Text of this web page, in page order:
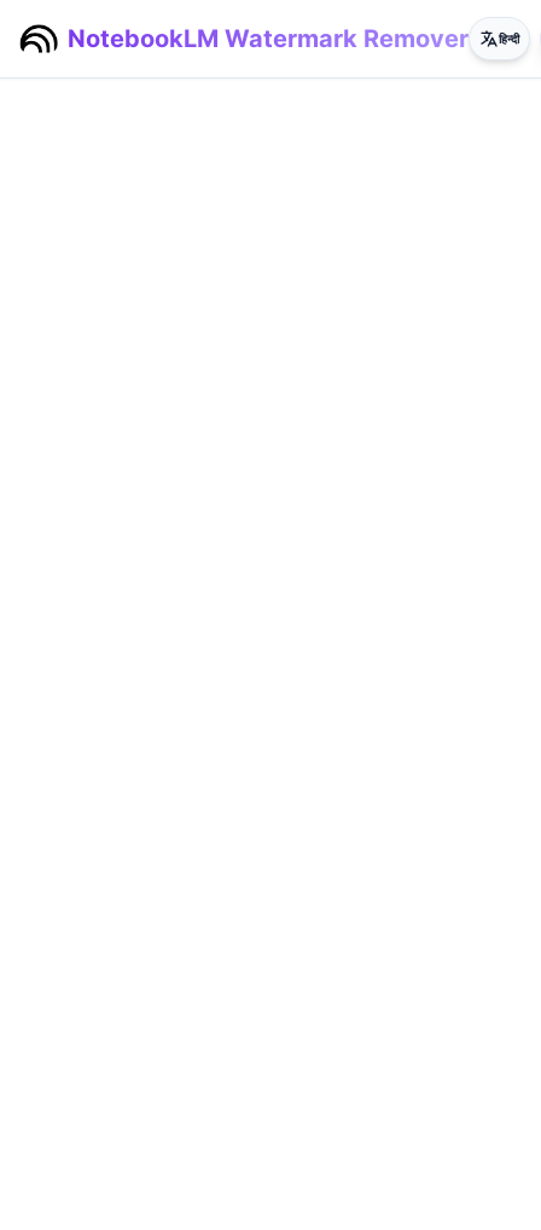
NotebookLM Watermark Remover हिन्दी